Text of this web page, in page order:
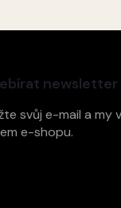
newsletter
svůj e-mail a my
e-shopu.